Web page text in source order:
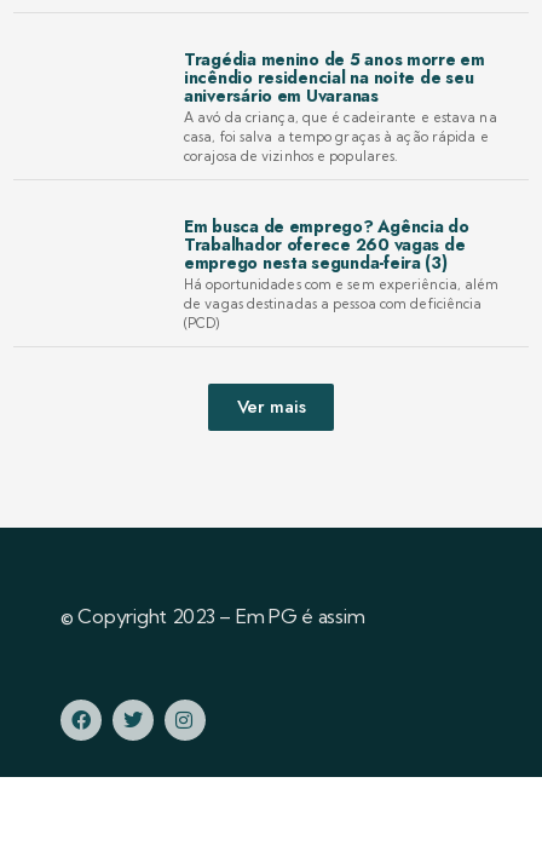
Tragédia menino de 5 anos morre em
incêndio residencial na noite de seu
aniversário em Uvaranas
A avó da criança, que é cadeirante e estava na
casa, foi salva a tempo graças à ação rápida e
corajosa de vizinhos e populares.
Em busca de emprego? Agência do
Trabalhador oferece 260 vagas de
emprego nesta segunda-feira (3)
Há oportunidades com e sem experiência, além
de vagas destinadas a pessoa com deficiência
(PCD)
Ver mais
© Copyright 2023 – Em PG é assim